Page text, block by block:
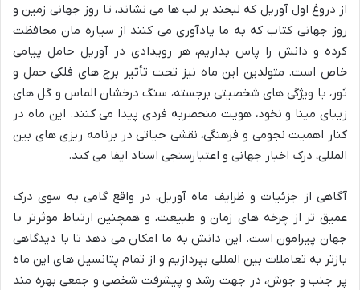
از دروغ اول آوریل که لبخند بر لب ها می نشاند، تا روز جهانی زمین و
روز جهانی کتاب که به ما یادآوری می کنند از سیاره مان محافظت
کرده و دانش را پاس بداریم، هر رویدادی در آوریل حامل پیامی
خاص است. متولدین این ماه نیز تحت تأثیر برج های فلکی حمل و
ثور، با ویژگی های شخصیتی برجسته، سنگ درخشان الماس و گل های
زیبای مینا و نخود، هویت منحصربه فردی پیدا می کنند. این ماه در
کنار اهمیت نجومی و فرهنگی، نقشی حیاتی در برنامه ریزی های بین
المللی، درک اخبار جهانی و اعتبارسنجی اسناد ایفا می کند.
آگاهی از جزئیات و ظرایف ماه آوریل، در واقع گامی به سوی درک
عمیق تر از چرخه های زمان و طبیعت، و همچنین ارتباط موثرتر با
جهان پیرامون است. این دانش به ما امکان می دهد تا با دیدگاهی
بازتر به تعاملات بین المللی بپردازیم و از تمام پتانسیل های این ماه
پر جنب و جوش، در جهت رشد و پیشرفت شخصی و جمعی بهره مند